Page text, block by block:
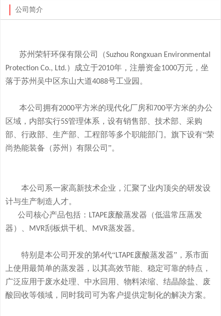
公司简介
苏州荣轩环保有限公司（Suzhou Rongxuan Environmental
Protection Co., Ltd.）成立于2010年，注册资金1000万元，坐
落于苏州吴中区东山大道4088号工业园。
本公司拥有2000平方米的现代化厂房和700平方米的办公
区域，内部实行5S管理体系，设有销售部、技术部、采购
部、行政部、生产部、工程部等多个职能部门。旗下设有“荣
尚热能装备（苏州）有限公司”。
本公司系一家高新技术企业，汇聚了业内顶尖的研发设
计与生产制造人才。
公司核心产品包括： LTAPE废酸蒸发器 （低温常压蒸发
器）、
MVR刮板烘干机、 MVR蒸发器。
特别是本公司开发的第4代“LTAPE废酸蒸发器” ，系市面
上使用最简单的蒸发器， 以其高效节能、稳定可靠的特点，
广泛应用于废水处理、中水回用、物料浓缩、结晶除盐、废
酸回收等领域， 同时我司可为客户提供定制化的解决方案。